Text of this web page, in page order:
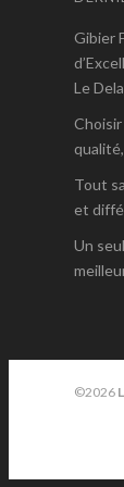
Gibier
Le
Tout
et
Un
©2026